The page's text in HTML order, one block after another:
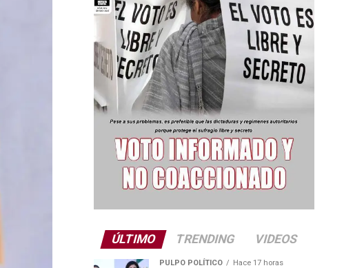
ÚLTIMO TRENDING VIDEOS
PULPO POLÍTICO Hace 17 horas